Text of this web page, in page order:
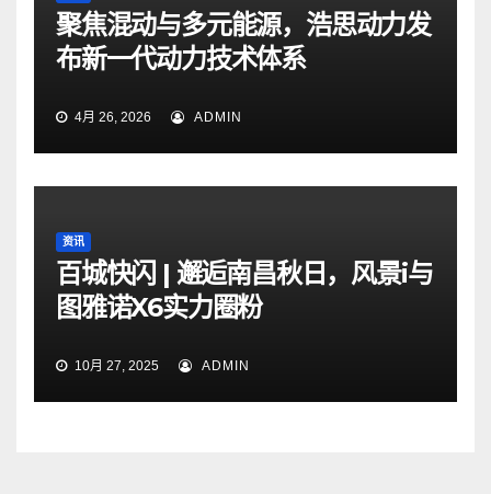
聚焦混动与多元能源，浩思动力发
布新一代动力技术体系
4月 26, 2026 ADMIN
资讯
百城快闪 | 邂逅南昌秋日，风景i与
图雅诺X6实力圈粉
10月 27, 2025 ADMIN